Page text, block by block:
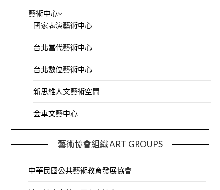
藝術中心
國家表演藝術中心
台北當代藝術中心
台北數位藝術中心
新思維人文藝術空間
金車文藝中心
藝術協會組織 ART GROUPS
中華民國公共藝術教育發展協會